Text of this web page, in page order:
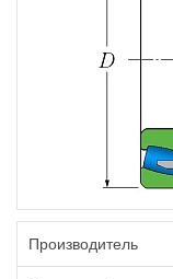
Производитель